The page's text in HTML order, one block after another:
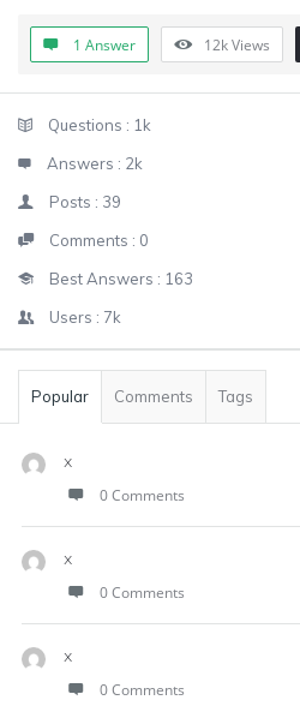
1 Answer 12kViews
StatsQuestions : 1k
Answers : 2k
Posts : 39
Comments : 0
Best Answers : 163
Users : 7k
Popular Comments Tags
x
0 Comments
x
0 Comments
x
0 Comments